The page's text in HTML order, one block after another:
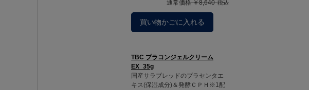
通常価格 ￥8,640
買い物かごに入れる
TBC プラコンジェルクリーム
EX_35g
国産サラブレッドのプラセンタエ
キス(保湿成分)＆発酵ＣＰＨ※1配